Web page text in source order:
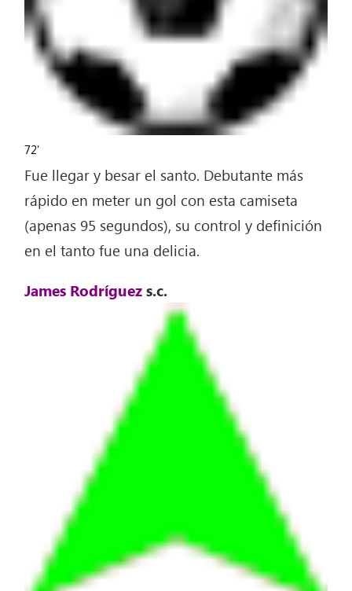
72′
Fue llegar y besar el santo. Debutante más
rápido en meter un gol con esta camiseta
(apenas 95 segundos), su control y definición
en el tanto fue una delicia.
James Rodríguezs.c.